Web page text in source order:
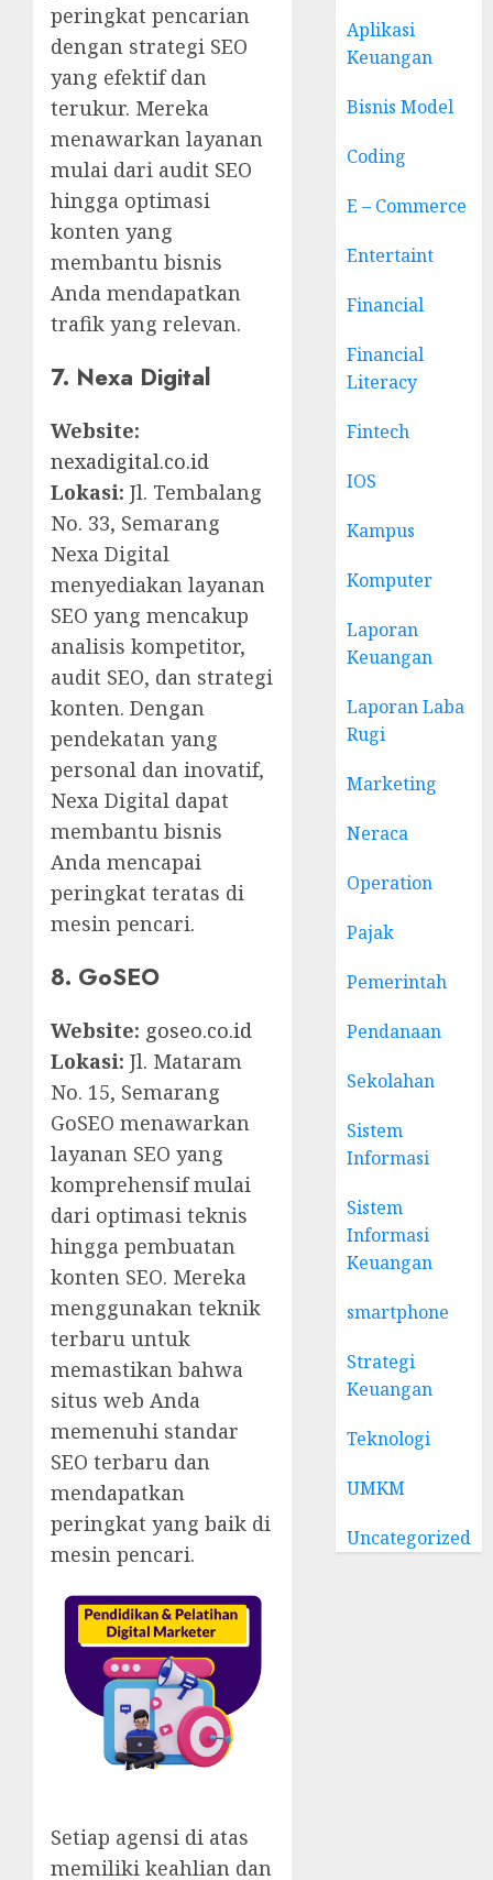
peringkat pencarian
dengan strategi SEO
yang efektif dan
terukur. Mereka
menawarkan layanan
mulai dari audit SEO
hingga optimasi
konten yang
membantu bisnis
Anda mendapatkan
trafik yang relevan.
7. Nexa Digital
Website:
nexadigital.co.id
Lokasi: Jl. Tembalang
No. 33, Semarang
Nexa Digital
menyediakan layanan
SEO yang mencakup
analisis kompetitor,
audit SEO, dan strategi
konten. Dengan
pendekatan yang
personal dan inovatif,
Nexa Digital dapat
membantu bisnis
Anda mencapai
peringkat teratas di
mesin pencari.
8. GoSEO
Website: goseo.co.id
Lokasi: Jl. Mataram
No. 15, Semarang
GoSEO menawarkan
layanan SEO yang
komprehensif mulai
dari optimasi teknis
hingga pembuatan
konten SEO. Mereka
menggunakan teknik
terbaru untuk
memastikan bahwa
situs web Anda
memenuhi standar
SEO terbaru dan
mendapatkan
peringkat yang baik di
mesin pencari.
Setiap agensi di atas
memiliki keahlian dan
Aplikasi
Keuangan
Bisnis Model
Coding
E – Commerce
Entertaint
Financial
Financial
Literacy
Fintech
IOS
Kampus
Komputer
Laporan
Keuangan
Laporan Laba
Rugi
Marketing
Neraca
Operation
Pajak
Pemerintah
Pendanaan
Sekolahan
Sistem
Informasi
Sistem
Informasi
Keuangan
smartphone
Strategi
Keuangan
Teknologi
UMKM
Uncategorized